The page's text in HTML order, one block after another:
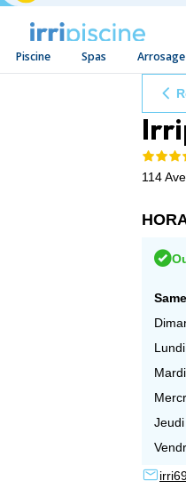
Aller au contenu
Piscine Spas Arrosage
114
Lundi
Mardi
Jeudi